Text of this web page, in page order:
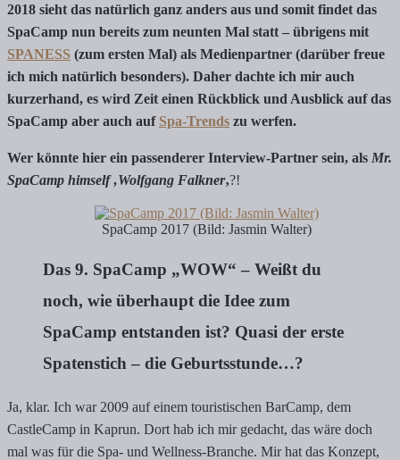
2018 sieht das natürlich ganz anders aus und somit findet das
SpaCamp nun bereits zum neunten Mal statt – übrigens mit
SPANESS (zum ersten Mal) als Medienpartner (darüber freue
ich mich natürlich besonders). Daher dachte ich mir auch
kurzerhand, es wird Zeit einen Rückblick und Ausblick auf das
SpaCamp aber auch auf Spa-Trends zu werfen.
Wer könnte hier ein passenderer Interview-Partner sein, als Mr.
SpaCamp himself ‚Wolfgang Falkner‚?!
SpaCamp 2017 (Bild: Jasmin Walter)
Das 9. SpaCamp „WOW“ – Weißt du
noch, wie überhaupt die Idee zum
SpaCamp entstanden ist? Quasi der erste
Spatenstich – die Geburtsstunde…?
Ja, klar. Ich war 2009 auf einem touristischen BarCamp, dem
CastleCamp in Kaprun. Dort hab ich mir gedacht, das wäre doch
mal was für die Spa- und Wellness-Branche. Mir hat das Konzept,